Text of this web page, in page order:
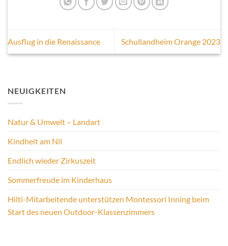
Ausflug in die Renaissance Schullandheim Orange 2023
NEUIGKEITEN
Natur & Umwelt – Landart
Kindheit am Nil
Endlich wieder Zirkuszeit
Sommerfreude im Kinderhaus
Hilti-Mitarbeitende unterstützen Montessori Inning beim
Start des neuen Outdoor-Klassenzimmers